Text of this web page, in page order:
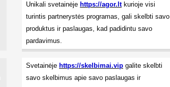
Unikali svetainėje https://agor.ltkurioje visi
turintis partnerystės programas, gali skelbti savo
produktus ir paslaugas, kad padidintu savo
pardavimus.
Svetainėje https://skelbimai.vip galite skelbti
savo skelbimus apie savo paslaugas ir